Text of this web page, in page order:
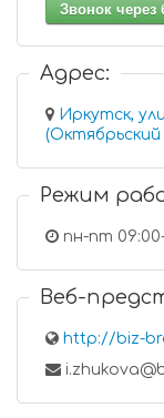
Звонок через
Адрес:
Иркутск,
Режим
пн-пт 09:00-
Веб-
http://biz-